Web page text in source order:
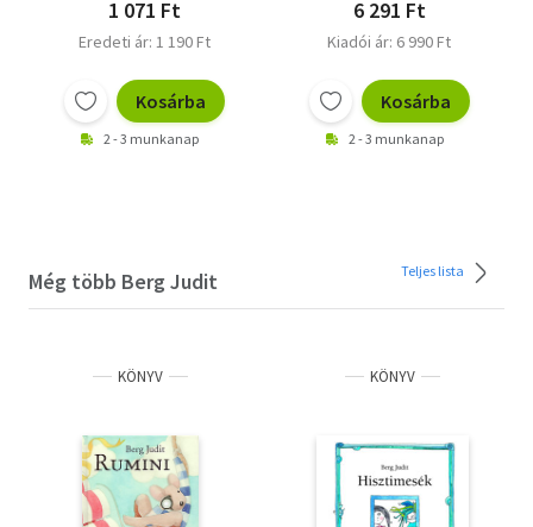
1 071 Ft
Eredeti ár: 1 190 Ft
Kosárba
2 - 3 munkanap
6 291 Ft
Kiadói ár: 6 990 Ft
Kosárba
2 - 3 munkanap
Még több Berg Judit Teljes lista
KÖNYV KÖNYV